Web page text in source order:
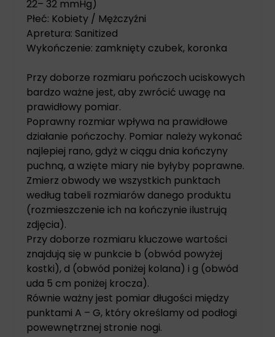
22– 32 mmHg)
Płeć: Kobiety / Mężczyźni
Apretura: Sanitized
Wykończenie: zamknięty czubek, koronka
Przy doborze rozmiaru pończoch uciskowych
bardzo ważne jest, aby zwrócić uwagę na
prawidłowy pomiar.
Poprawny rozmiar wpływa na prawidłowe
działanie pończochy. Pomiar należy wykonać
najlepiej rano, gdyż w ciągu dnia kończyny
puchną, a wzięte miary nie byłyby poprawne.
Zmierz obwody we wszystkich punktach
według tabeli rozmiarów danego produktu
(rozmieszczenie ich na kończynie ilustrują
zdjęcia).
Przy doborze rozmiaru kluczowe wartości
znajdują się w punkcie b (obwód powyżej
kostki), d (obwód poniżej kolana) i g (obwód
uda 5 cm poniżej krocza).
Równie ważny jest pomiar długości między
punktami A – G, który określamy od podłogi
powewnętrznej stronie nogi.